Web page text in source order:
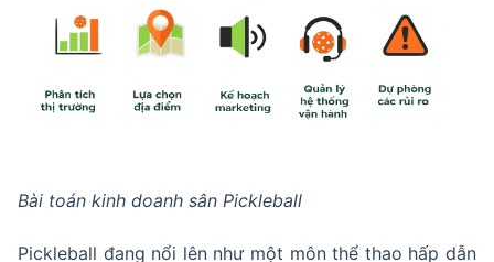
Bài toán kinh doanh sân Pickleball
Pickleball đang nổi lên như một môn thể thao hấp dẫn